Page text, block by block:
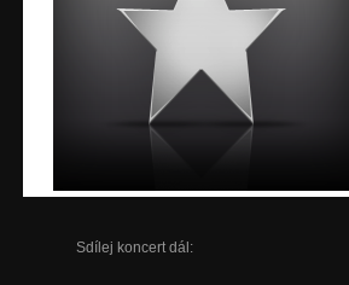
Sdílej koncert dál: